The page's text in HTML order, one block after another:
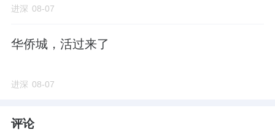
东小口贺村中滩村AB地块旧村重点村改造项
区位地段
龙樾海序位于昌平东小口镇，五环至六环之
进深 08-07
华侨城，活过来了
进深 08-07
评论